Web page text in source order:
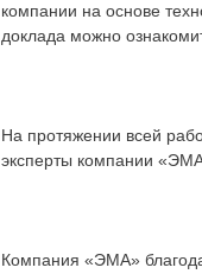
компании на основе
доклада можно
На протяжении всей
эксперты компании
Компания «ЭМА»